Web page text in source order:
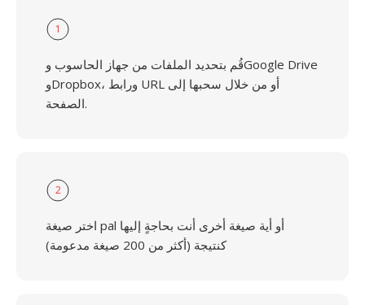
1
قُم بتحديد الملفات من جهاز الحاسوب وGoogle Drive
وDropbox، ورابط URL أو من خلال سحبها إلى
الصفحة.
2
اختر صيغة pal أو أية صيغة أخرى أنت بحاجةٍ إليها
كنتيجة (أكثر من 200 صيغة مدعومة)